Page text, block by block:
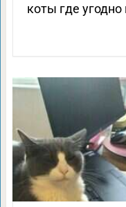
коты где угодно